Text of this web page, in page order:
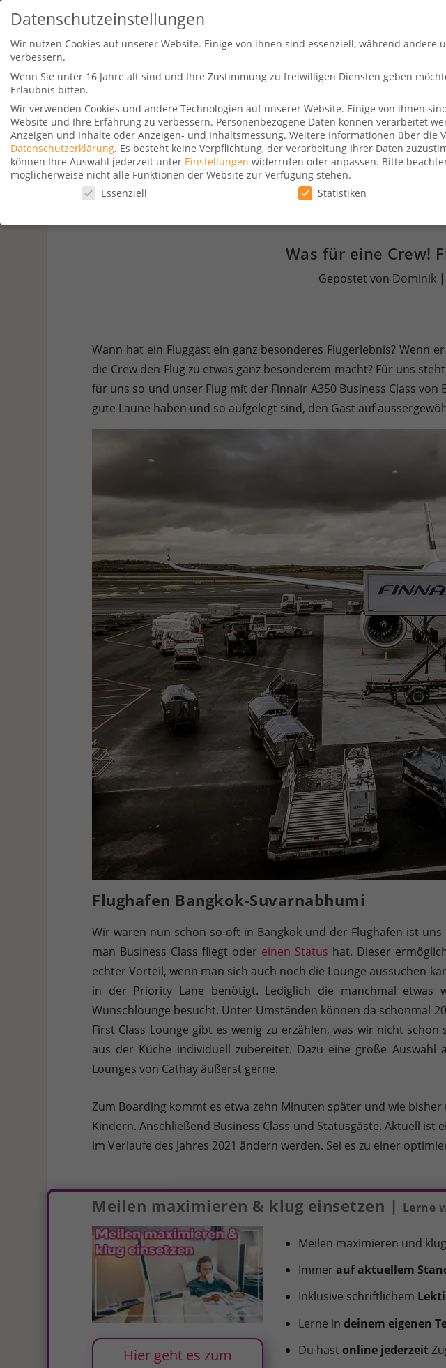
Travel Kurse Aktionen Hotelsuche So fliegt ihr
Was für eine Crew!
Gepostet von Dominik |
Wann hat ein Fluggast ein ganz besonderes Flugerlebnis? Wenn
die Crew den Flug zu etwas ganz besonderem macht? Für uns
für uns so und unser Flug mit der Finnair A350 Business Class
gute Laune haben und so aufgelegt sind, den Gast auf
Flughafen Bangkok-Suvarnabhumi
Wir waren nun schon so oft in Bangkok und der Flughafen ist
man Business Class fliegt oder einen Status hat. Dieser
echter Vorteil, wenn man sich auch noch die Lounge aussuchen
in der Priority Lane benötigt. Lediglich die manchmal etwas
Wunschlounge besucht. Unter Umständen können da schonmal
First Class Lounge gibt es wenig zu erzählen, was wir nicht
aus der Küche individuell zubereitet. Dazu eine große Auswahl
Lounges von Cathay äußerst gerne.
Zum Boarding kommt es etwa zehn Minuten später und wie
Kindern. Anschließend Business Class und Statusgäste. Aktuell
im Verlaufe des Jahres 2021 ändern werden. Sei es zu einer
Meilen maximieren & klug einsetzen | Lerne
Hier geht es zum
Meilen maximieren und
Immerauf aktuellem
Inklusive schriftlichem
Lerne in deinem eigenen
Du hastonline jederzeit
Datenschutzeinstellungen
Wir nutzen Cookies auf unserer Website. Einige von ihnen sind essenziell, während andere
verbessern.
Wenn Sie unter 16 Jahre alt sind und Ihre Zustimmung zu freiwilligen Diensten geben
Erlaubnis bitten.
Wir verwenden Cookies und andere Technologien auf unserer Website. Einige von ihnen
Website und Ihre Erfahrung zu verbessern. Personenbezogene Daten können verarbeitet
Anzeigen und Inhalte oder Anzeigen- und Inhaltsmessung. Weitere Informationen über die
Datenschutzerklärung. Es besteht keine Verpflichtung, der Verarbeitung Ihrer Daten
können Ihre Auswahl jederzeit unter Einstellungen widerrufen oder anpassen. Bitte
möglicherweise nicht alle Funktionen der Website zur Verfügung stehen.
Datenschutzeinstellungen
Essenziell Statistiken
Datenschutzeinstellungen
Wenn Sie unter 16 Jahre alt sind und Ihre Zustimmung zu freiwilligen Diensten geben
Personenbezogene Daten können verarbeitet werden (z. B. IP-Adressen), z. B. für
Alle akzeptieren Speichern
Datenschutzeinstellungen
Essenzielle Cookies ermöglichen grundlegende Funktionen und sind für die einwandfreie Funktion der
Statistik Cookies erfassen Informationen anonym. Diese Informationen helfen uns zu verstehen, wie unsere
Cookie-
Inhalte von Videoplattformen und Social-Media-Plattformen werden standardmäßig blockiert. Wenn Cookies
Cookie-